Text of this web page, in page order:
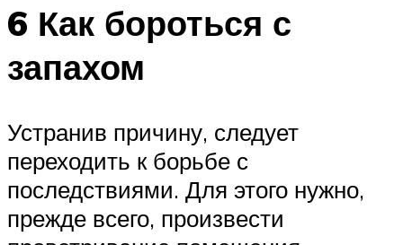
6 Как бороться с
запахом
Устранив причину, следует
переходить к борьбе с
последствиями. Для этого нужно,
прежде всего, произвести